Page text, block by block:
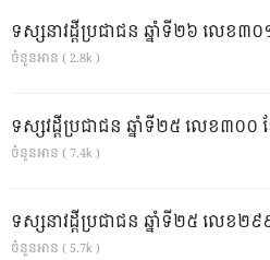
ទស្សនាវដ្ដីប្រជាជន ឆ្នាំទី២៦ លេខ៣
ចំនួនអាន ( 2.8k )
ទស្សវដ្តីប្រជាជន ឆ្នាំទី២៥ លេខ៣០០
ចំនួនអាន ( 7.4k )
ទស្សនាវដ្ដីប្រជាជន ឆ្នាំទី២៥ លេខ២
ចំនួនអាន ( 5.7k )